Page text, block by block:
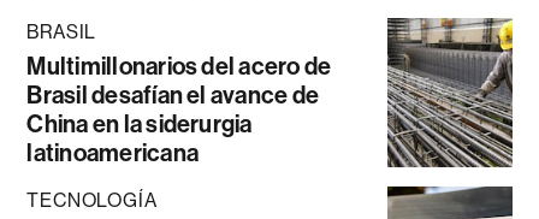
BRASIL
Multimillonarios del acero de
Brasil desafían el avance de
China en la siderurgia
latinoamericana
TECNOLOGÍA